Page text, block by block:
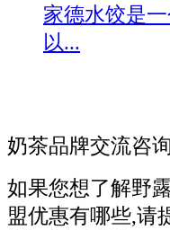
家德水饺是
以...
奶茶品牌交流咨询
如果您想了解野
盟优惠有哪些,请